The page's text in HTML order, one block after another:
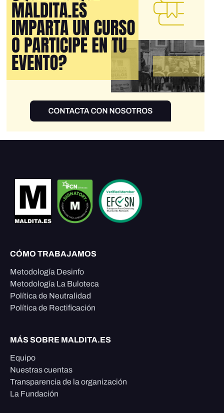
CÓMO TRABAJAMOS
Metodología Desinfo
Metodología La Buloteca
Política de Neutralidad
Política de Rectificación
MÁS SOBRE MALDITA.ES
Equipo
Nuestras cuentas
Transparencia de la organización
La Fundación